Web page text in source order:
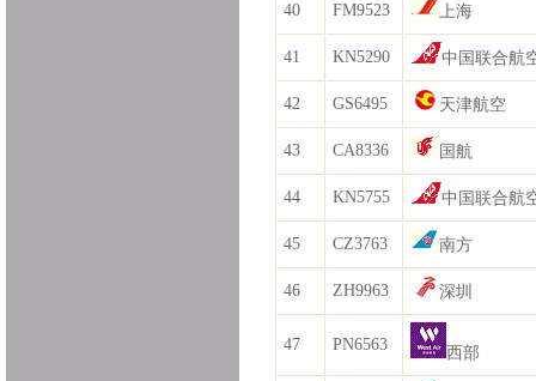
40 FM9523 上海
41 KN5290 中国联合航
42 GS6495 天津航空
43 CA8336 国航
44 KN5755 中国联合航
45 CZ3763 南方
46 ZH9963 深圳
47 PN6563 西部